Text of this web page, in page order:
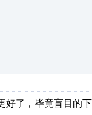
好了，毕竟盲目的